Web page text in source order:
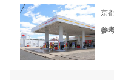
京
参